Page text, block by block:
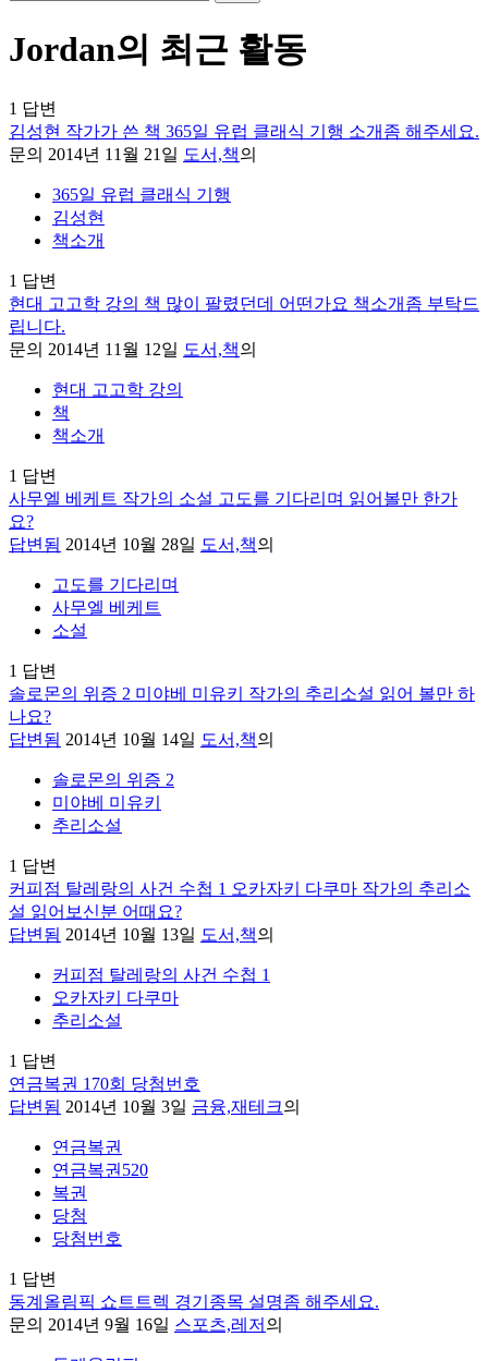
Jordan의 최근 활동
1 답변
김성현 작가가 쓴 책 365일 유럽 클래식 기행 소개좀 해주세요.
문의 2014년 11월 21일 도서,책의
365일 유럽 클래식 기행
김성현
책소개
1 답변
현대 고고학 강의 책 많이 팔렸던데 어떤가요 책소개좀 부탁드
립니다.
문의 2014년 11월 12일 도서,책의
현대 고고학 강의
책
책소개
1 답변
사무엘 베케트 작가의 소설 고도를 기다리며 읽어볼만 한가
요?
답변됨 2014년 10월 28일 도서,책의
고도를 기다리며
사무엘 베케트
소설
1 답변
솔로몬의 위증 2 미야베 미유키 작가의 추리소설 읽어 볼만 하
나요?
답변됨 2014년 10월 14일 도서,책의
솔로몬의 위증 2
미야베 미유키
추리소설
1 답변
커피점 탈레랑의 사건 수첩 1 오카자키 다쿠마 작가의 추리소
설 읽어보신분 어때요?
답변됨 2014년 10월 13일 도서,책의
커피점 탈레랑의 사건 수첩 1
오카자키 다쿠마
추리소설
1 답변
연금복권 170회 당첨번호
답변됨 2014년 10월 3일 금융,재테크의
연금복권
연금복권520
복권
당첨
당첨번호
1 답변
동계올림픽 쇼트트렉 경기종목 설명좀 해주세요.
문의 2014년 9월 16일 스포츠,레저 의